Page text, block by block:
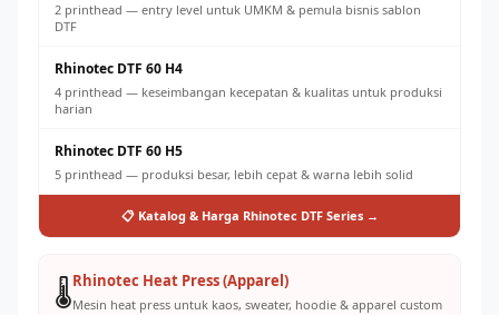
2 printhead — entry level untuk UMKM & pemula bisnis sablon
DTF
Rhinotec DTF 60 H4
4 printhead — keseimbangan kecepatan & kualitas untuk produksi
harian
Rhinotec DTF 60 H5
5 printhead — produksi besar, lebih cepat & warna lebih solid
📋 Katalog & Harga Rhinotec DTF Series →
🌡️Rhinotec Heat Press (Apparel)
Mesin heat press untuk kaos, sweater, hoodie & apparel custom